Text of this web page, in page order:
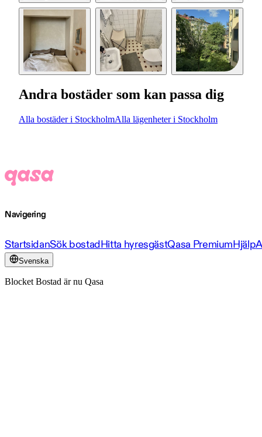
Andra bostäder som kan passa dig
Alla bostäder i StockholmAlla lägenheter i Stockholm
Navigering
StartsidanSök bostadHitta hyresgästQasa PremiumHjälp
Svenska
Blocket Bostad är nu Qasa